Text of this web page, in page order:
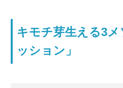
キモチ芽生える3
ッション」